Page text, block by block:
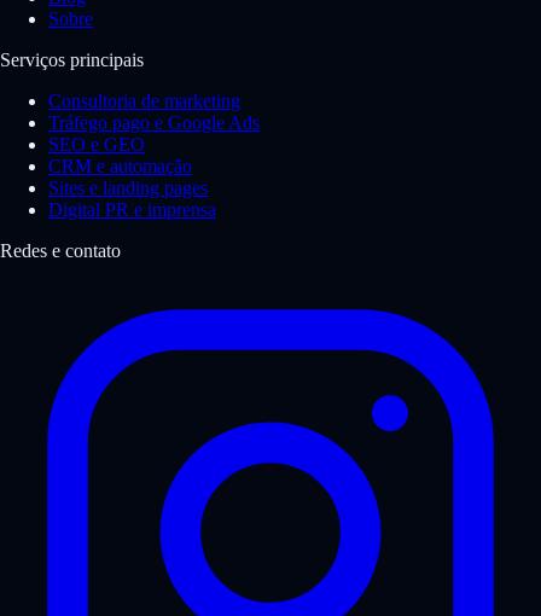
Sobre
Serviços principais
Consultoria de marketing
Tráfego pago e Google Ads
SEO e GEO
CRM e automação
Sites e landing pages
Digital PR e imprensa
Redes e contato